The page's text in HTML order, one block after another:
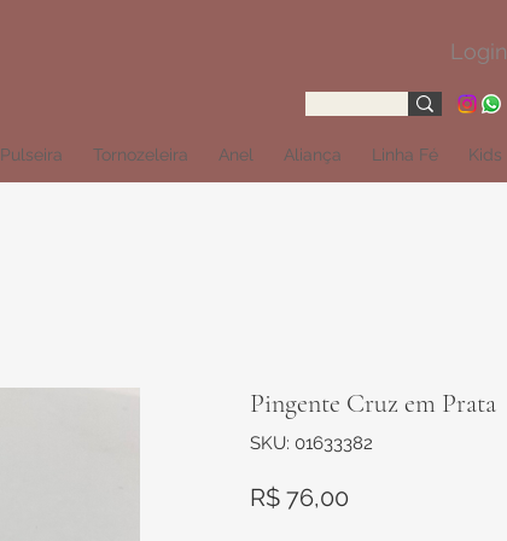
Login
Pulseira Tornozeleira Anel Aliança Linha Fé Kids
Pingente Cruz em Prata
SKU: 01633382
R$ 76,00